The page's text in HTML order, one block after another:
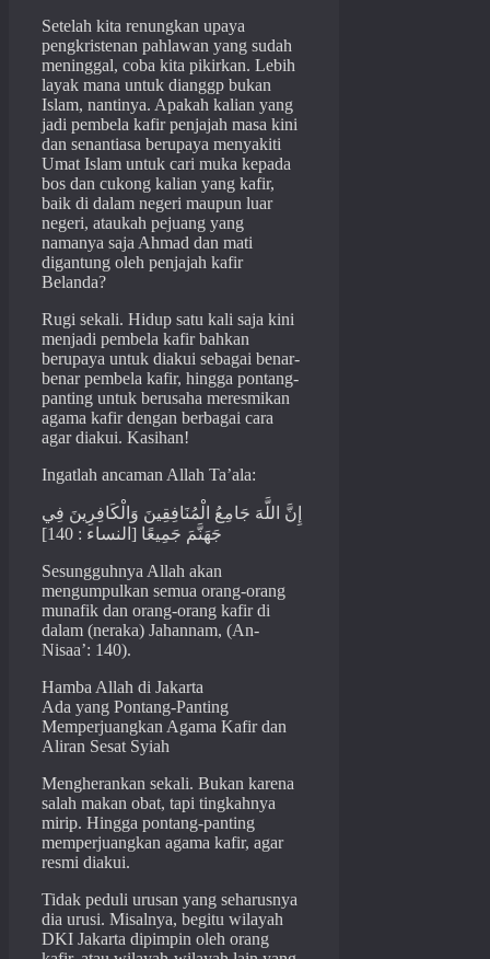
Setelah kita renungkan upaya
pengkristenan pahlawan yang sudah
meninggal, coba kita pikirkan. Lebih
layak mana untuk dianggp bukan
Islam, nantinya. Apakah kalian yang
jadi pembela kafir penjajah masa kini
dan senantiasa berupaya menyakiti
Umat Islam untuk cari muka kepada
bos dan cukong kalian yang kafir,
baik di dalam negeri maupun luar
negeri, ataukah pejuang yang
namanya saja Ahmad dan mati
digantung oleh penjajah kafir
Belanda?
Rugi sekali. Hidup satu kali saja kini
menjadi pembela kafir bahkan
berupaya untuk diakui sebagai benar-
benar pembela kafir, hingga pontang-
panting untuk berusaha meresmikan
agama kafir dengan berbagai cara
agar diakui. Kasihan!
Ingatlah ancaman Allah Ta’ala:
إِنَّ اللَّهَ جَامِعُ الْمُنَافِقِينَ وَالْكَافِرِينَ فِي
جَهَنَّمَ جَمِيعًا [النساء : 140]
Sesungguhnya Allah akan
mengumpulkan semua orang-orang
munafik dan orang-orang kafir di
dalam (neraka) Jahannam, (An-
Nisaa’: 140).
Hamba Allah di Jakarta
Ada yang Pontang-Panting
Memperjuangkan Agama Kafir dan
Aliran Sesat Syiah
Mengherankan sekali. Bukan karena
salah makan obat, tapi tingkahnya
mirip. Hingga pontang-panting
memperjuangkan agama kafir, agar
resmi diakui.
Tidak peduli urusan yang seharusnya
dia urusi. Misalnya, begitu wilayah
DKI Jakarta dipimpin oleh orang